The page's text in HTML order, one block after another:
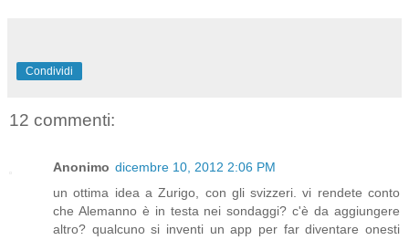
Condividi
12 commenti:
Anonimo dicembre 10, 2012 2:06 PM
un ottima idea a Zurigo, con gli svizzeri. vi rendete conto
che Alemanno è in testa nei sondaggi? c'è da aggiungere
altro? qualcuno si inventi un app per far diventare onesti